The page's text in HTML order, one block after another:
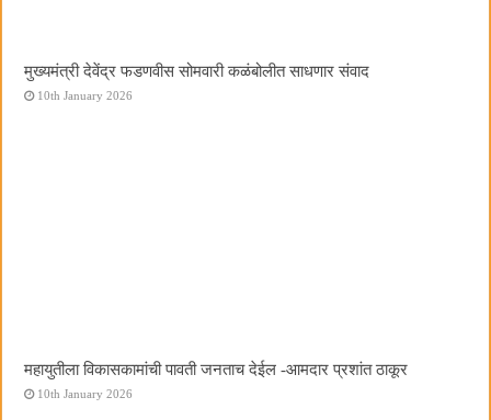
मुख्यमंत्री देवेंद्र फडणवीस सोमवारी कळंबोलीत साधणार संवाद
10th January 2026
महायुतीला विकासकामांची पावती जनताच देईल -आमदार प्रशांत ठाकूर
10th January 2026